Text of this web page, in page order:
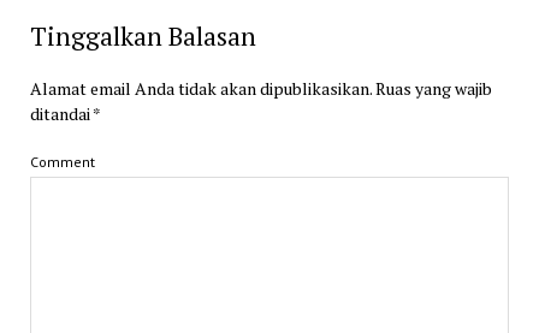
Tinggalkan Balasan
Alamat email Anda tidak akan dipublikasikan.Ruas yang wajib
ditandai *
Comment